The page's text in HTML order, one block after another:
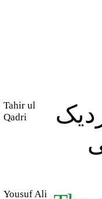
Tahir ul
Qadri
Yousuf Ali